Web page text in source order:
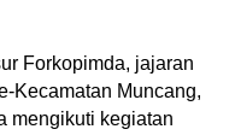
Forkopimda, jajaran
Kecamatan Muncang,
mengikuti kegiatan